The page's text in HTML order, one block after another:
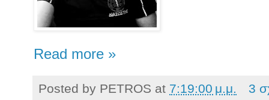
Read more »
Posted by PETROS at 7:19:00 μ.μ. 3